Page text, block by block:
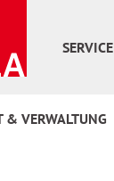
SERVICE
& VERWALTUNG